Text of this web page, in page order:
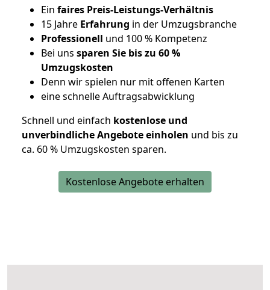
Ein faires Preis-Leistungs-Verhältnis
15 Jahre Erfahrung in der Umzugsbranche
Professionell und 100 % Kompetenz
Bei uns sparen Sie bis zu 60 %
Umzugskosten
Denn wir spielen nur mit offenen Karten
eine schnelle Auftragsabwicklung
Schnell und einfach kostenlose und
unverbindliche Angebote einholen und bis zu
ca. 60 % Umzugskosten sparen.
Kostenlose Angebote erhalten